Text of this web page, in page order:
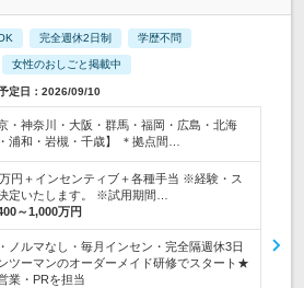
完全週休2日制 学歴不問
女性のおしごと掲載中
定日：2026/09/10
・神奈川・大阪・群馬・福岡・広島・北海
浦和・岩槻・千歳】 ＊拠点間…
円＋インセンティブ＋各種手当 ※経験・ス
定いたします。 ※試用期間…
～1,000万円
ノルマなし・毎月インセン・完全隔週休3日
ツーマンのオーダーメイド研修でスタート★
業・PRを担当